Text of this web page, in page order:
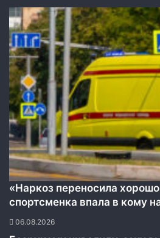
«Наркоз переносила
спортсменка впала в кому
06.08.2026